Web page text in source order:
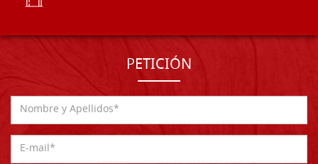
PETICIÓN